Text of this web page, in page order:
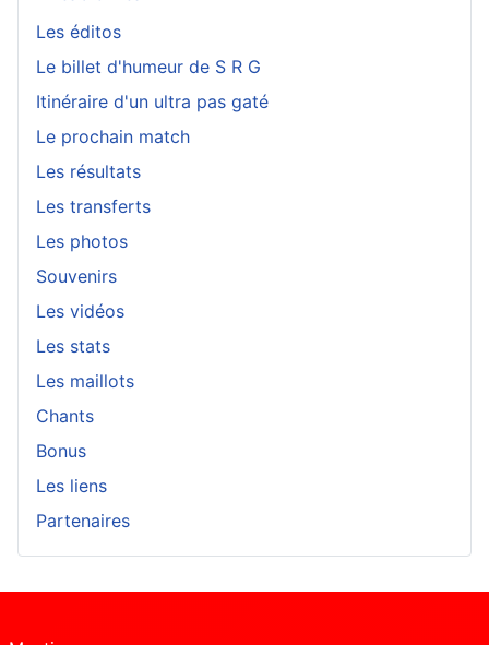
Les éditos
Le billet d'humeur de S R G
Itinéraire d'un ultra pas gaté
Le prochain match
Les résultats
Les transferts
Les photos
Souvenirs
Les vidéos
Les stats
Les maillots
Chants
Bonus
Les liens
Partenaires